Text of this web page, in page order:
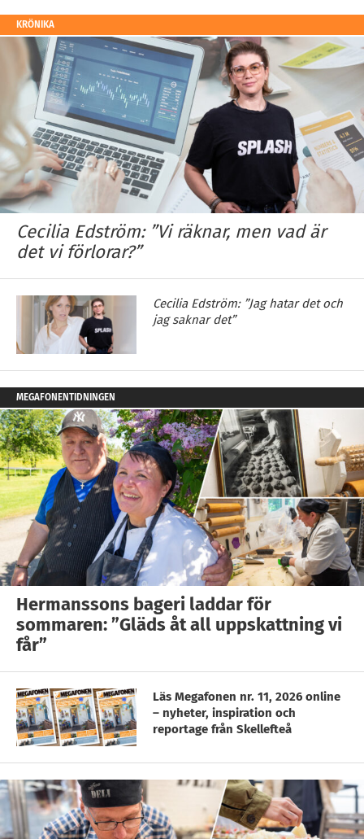
KRÖNIKA
Cecilia Edström: ”Vi räknar, men vad är
det vi förlorar?”
Cecilia Edström: ”Jag hatar det och
jag saknar det”
MEGAFONENTIDNINGEN
Hermanssons bageri laddar för
sommaren: ”Gläds åt all uppskattning vi
får”
Läs Megafonen nr. 11, 2026 online
– nyheter, inspiration och
reportage från Skellefteå